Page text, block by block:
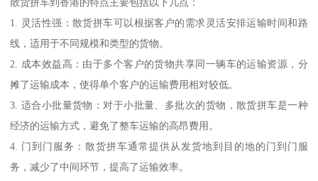
散货拼车到香港的特点主要包括以下几点：
1. 灵活性强：散货拼车可以根据客户的需求灵活安排运输时间和路
线，适用于不同规模和类型的货物。
2. 成本效益高：由于多个客户的货物共享同一辆车的运输资源，分
摊了运输成本，使得单个客户的运输费用相对较低。
3. 适合小批量货物：对于小批量、多批次的货物，散货拼车是一种
经济的运输方式，避免了整车运输的高昂费用。
4. 门到门服务：散货拼车通常提供从发货地到目的地的门到门服
务，减少了中间环节，提高了运输效率。